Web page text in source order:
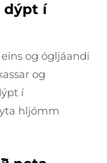
dýpt í
og ógljáandi
og
í
hljómm